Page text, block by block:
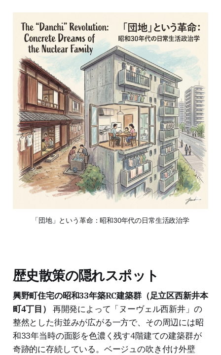
「団地」という革命：昭和30年代の日常生活政治学
歴史散策の隠れスポット
興野町住宅の昭和33年築RC建築群（足立区西新井本
町4丁目）
再開発によって「ヌーヴェル西新井」の
整然とした街並みが広がる一方で、その周辺には昭
和33年当時の面影を色濃く残す4階建ての建築群が
奇跡的に存続している。ベージュの吹き付け外壁